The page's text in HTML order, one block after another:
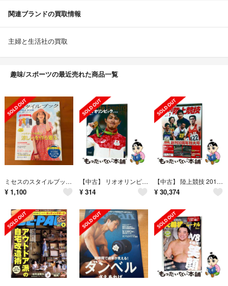
関連ブランドの買取情報
主婦と生活社の買取
趣味/スポーツの最近売れた商品一覧
ミセスのスタイルブック 2025年 07月号 [雑誌]
¥ 1,100
【中古】 リオオリンピック総集編 2016年 9/5号
¥ 314
【中古】 陸上競技 2017年7月号 講談社
¥ 30,374